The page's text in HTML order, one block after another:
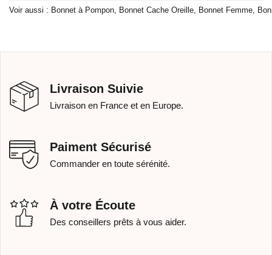
Voir aussi : Bonnet à Pompon, Bonnet Cache Oreille, Bonnet Femme,
Livraison Suivie
Livraison en France et en Europe.
Paiment Sécurisé
Commander en toute sérénité.
À votre Écoute
Des conseillers prêts à vous aider.